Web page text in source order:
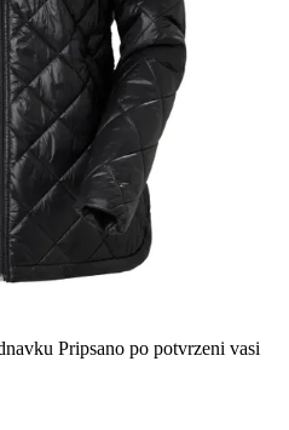
Pripsano po potvrzeni vasi